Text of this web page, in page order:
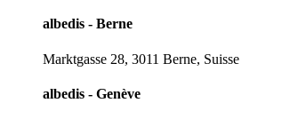
albedis - Berne
Marktgasse 28, 3011 Berne, Suisse
albedis - Genève